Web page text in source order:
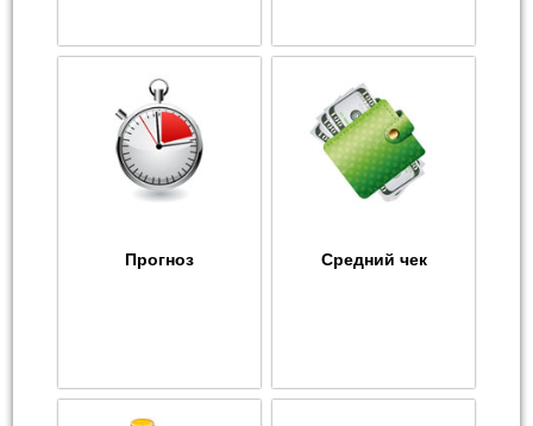
Прогноз Средний чек